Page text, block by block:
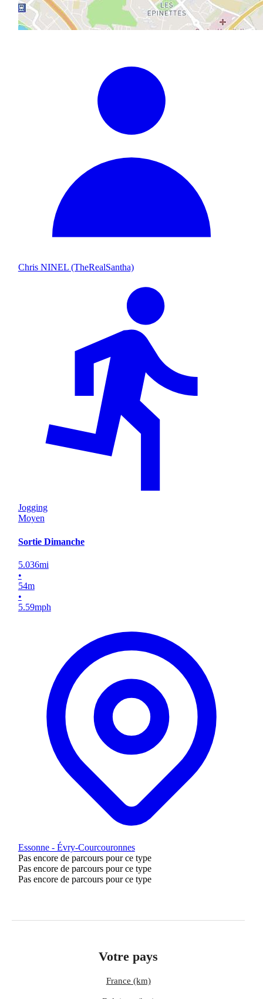
Chris NINEL (TheRealSantha)
Jogging
Moyen
Sortie Dimanche
5.036mi
•
54m
•
5.59mph
Essonne - Évry-Courcouronnes
Pas encore de parcours pour ce type
Pas encore de parcours pour ce type
Pas encore de parcours pour ce type
Votre pays
France (km)